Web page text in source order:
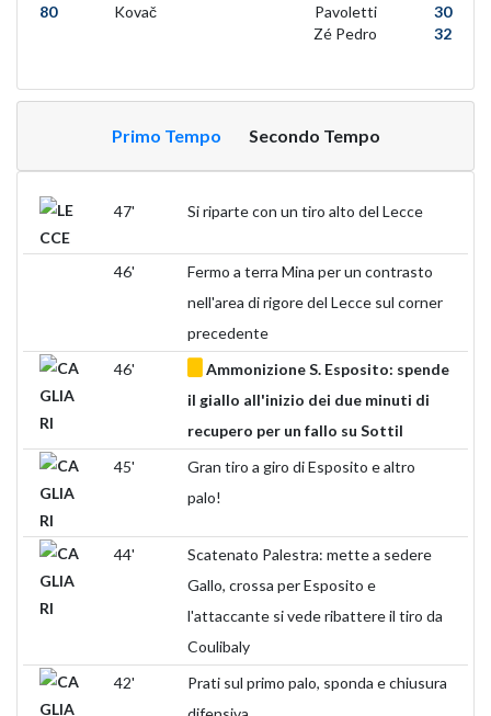
80
Kovač
30
Pavoletti
32
Zé Pedro
Primo Tempo Secondo Tempo
47' Si riparte con un tiro alto del Lecce
46'
Fermo a terra Mina per un contrasto
nell'area di rigore del Lecce sul corner
precedente
46'
Ammonizione S. Esposito: spende
il giallo all'inizio dei due minuti di
recupero per un fallo su Sottil
45'
Gran tiro a giro di Esposito e altro
palo!
44'
Scatenato Palestra: mette a sedere
Gallo, crossa per Esposito e
l'attaccante si vede ribattere il tiro da
Coulibaly
42'
Prati sul primo palo, sponda e chiusura